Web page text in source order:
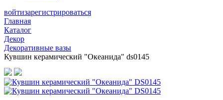
войтизарегистрироваться
Главная
Каталог
Декор
Декоративные вазы
Кувшин керамический "Океанида" ds0145